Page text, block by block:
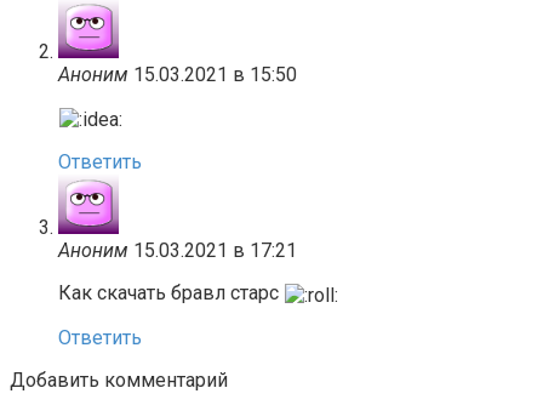
Аноним 15.03.2021 в 15:50
Ответить
Аноним 15.03.2021 в 17:21
Как скачать бравл старс
Ответить
Добавить комментарий